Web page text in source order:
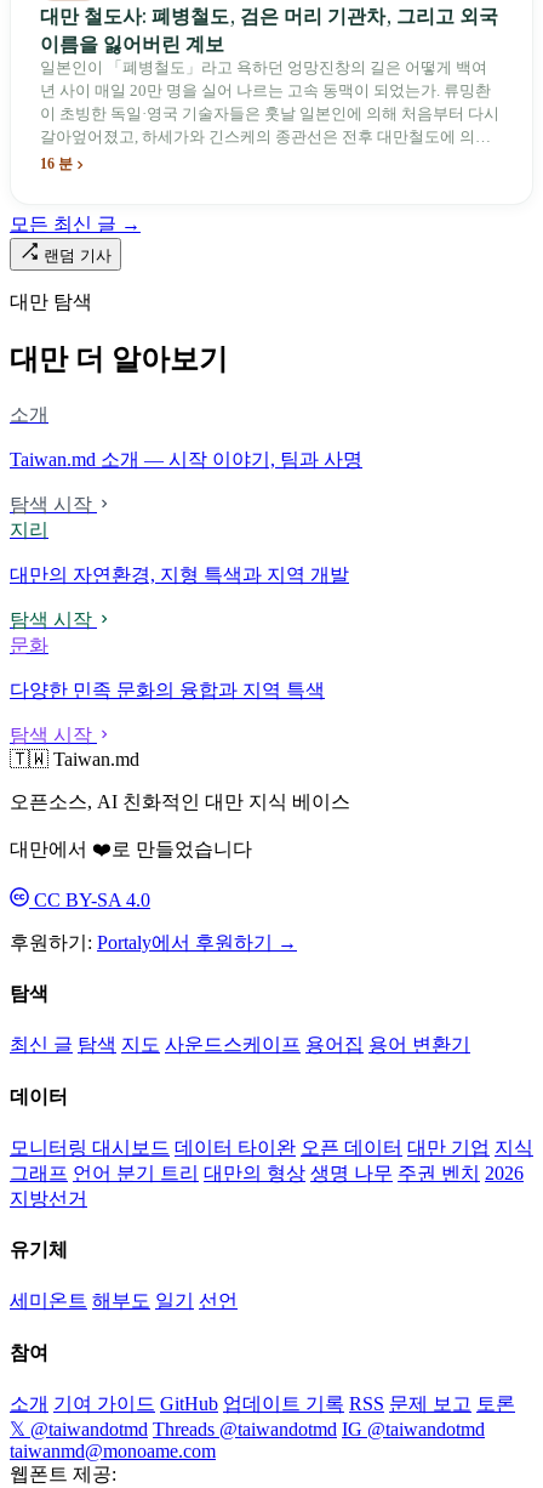
대만 철도사: 폐병철도, 검은 머리 기관차, 그리고 외국
이름을 잃어버린 계보
일본인이 「폐병철도」라고 욕하던 엉망진창의 길은 어떻게 백여
년 사이 매일 20만 명을 실어 나르는 고속 동맥이 되었는가. 류밍촨
이 초빙한 독일·영국 기술자들은 훗날 일본인에 의해 처음부터 다시
갈아엎어졌고, 하세가와 긴스케의 종관선은 전후 대만철도에 의해
이름과 번호가 바뀌었다. 세대마다 앞선 세대의 기록을 주석으로 밀
다. 마침내 푸유마·타로코 세대에 이르러서야 원주민 지명이 다시 철
로 위에 깔렸다.
16 분
모든 최신 글 →
랜덤 기사
대만 탐색
대만 더 알아보기
소개
Taiwan.md 소개 — 시작 이야기, 팀과 사명
탐색 시작
지리
대만의 자연환경, 지형 특색과 지역 개발
탐색 시작
문화
다양한 민족 문화의 융합과 지역 특색
탐색 시작
🇹🇼 Taiwan.md
오픈소스, AI 친화적인 대만 지식 베이스
대만에서 ❤️로 만들었습니다
CC BY-SA 4.0
후원하기: Portaly에서 후원하기 →
탐색
최신 글 탐색 지도 사운드스케이프 용어집 용어 변환기
데이터
모니터링 대시보드 데이터 타이완 오픈 데이터 대만 기업 지식
그래프 언어 분기 트리 대만의 형상 생명 나무 주권 벤치
2026
지방선거
유기체
세미온트 해부도 일기 선언
참여
소개 기여 가이드 GitHub 업데이트 기록 RSS 문제 보고 토론
𝕏 @taiwandotmd Threads @taiwandotmd IG @taiwandotmd
taiwanmd@monoame.com
웹폰트 제공: